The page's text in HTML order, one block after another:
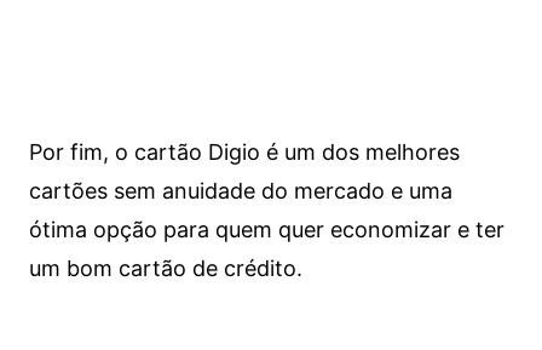
Por fim, o cartão Digio é um dos melhores
cartões sem anuidade do mercado e uma
ótima opção para quem quer economizar e ter
um bom cartão de crédito.